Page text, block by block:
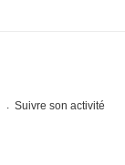
Suivre son activité